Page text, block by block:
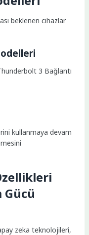
beklenen cihazlar
3 Bağlantı
kullanmaya devam
Gücü
zeka teknolojileri,